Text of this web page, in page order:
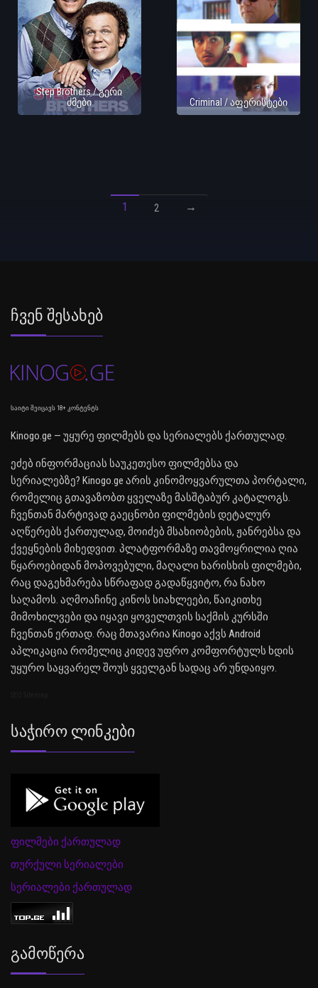
Step Brothers / გერი
ძმები
Criminal / აფერისტები
1 2 →
Ჩვენ Შესახებ
საიტი შეიცავს 18+ კონტენტს
Kinogo.ge — უყურე ფილმებს და სერიალებს ქართულად.
ეძებ ინფორმაციას საუკეთესო ფილმებსა და
სერიალებზე? Kinogo.ge არის კინომოყვარულთა პორტალი,
რომელიც გთავაზობთ ყველაზე მასშტაბურ კატალოგს.
ჩვენთან მარტივად გაეცნობი ფილმების დეტალურ
აღწერებს ქართულად, მოიძებ მსახიობების, ჟანრებსა და
ქვეყნების მიხედვით. პლატფორმაზე თავმოყრილია ღია
წყაროებიდან მოპოვებული, მაღალი ხარისხის ფილმები,
რაც დაგეხმარება სწრაფად გადაწყვიტო, რა ნახო
საღამოს. აღმოაჩინე კინოს სიახლეები, წაიკითხე
მიმოხილვები და იყავი ყოველთვის საქმის კურსში
ჩვენთან ერთად. რაც მთავარია Kinogo აქვს Android
აპლიკაცია რომელიც კიდევ უფრო კომფორტულს ხდის
უყურო საყვარელ შოუს ყველგან სადაც არ უნდაიყო.
Საჭირო Ლინკები
ფილმები ქართულად
თურქული სერიალები
სერიალები ქართულად
Გამოწერა